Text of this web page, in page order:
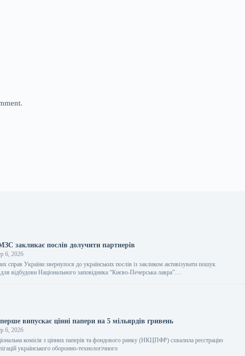
закликає послів долучити партнерів
6, 2026
справ України звернулося до українських послів із закликом активізувати пошук
відбудови Національного заповідника “Києво-Печерська лавра”.…
випускає цінні папери на 5 мільярдів гривень
6, 2026
комісія з цінних паперів та фондового ринку (НКЦПФР) схвалила реєстрацію
українського оборонно-технологічного